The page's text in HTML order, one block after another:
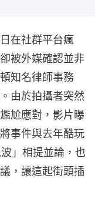
在社群平台瘋
被外媒確認並非
知名律師事務
由於拍攝者突然
尬應對，影片曝
事件與去年酷玩
」相提並論，也
，讓這起街頭插